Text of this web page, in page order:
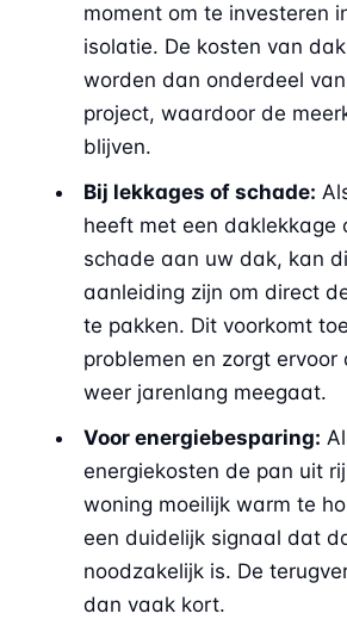
moment om te investeren
isolatie. De kosten van
worden dan onderdeel
project, waardoor de
blijven.
Bij lekkages of schade:
heeft met een daklekkage
schade aan uw dak, kan
aanleiding zijn om direct
te pakken. Dit voorkomt
problemen en zorgt
weer jarenlang meegaat.
Voor energiebesparing:
energiekosten de pan uit
woning moeilijk warm te
een duidelijk signaal dat
noodzakelijk is. De
dan vaak kort.